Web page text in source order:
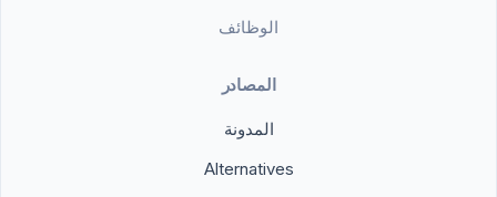
الوظائف
المصادر
المدونة
Alternatives